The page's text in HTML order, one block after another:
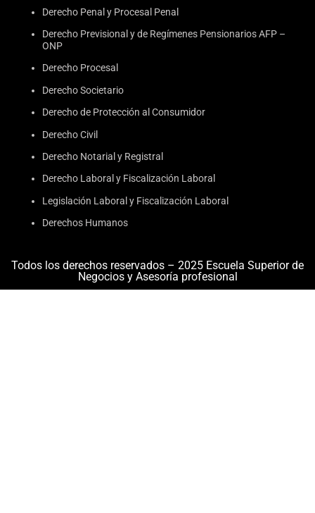
Derecho Penal y Procesal Penal
Derecho Previsional y de Regímenes Pensionarios AFP –
ONP
Derecho Procesal
Derecho Societario
Derecho de Protección al Consumidor
Derecho Civil
Derecho Notarial y Registral
Derecho Laboral y Fiscalización Laboral
Legislación Laboral y Fiscalización Laboral
Derechos Humanos
Todos los derechos reservados – 2025 Escuela Superior de
Negocios y Asesoría profesional